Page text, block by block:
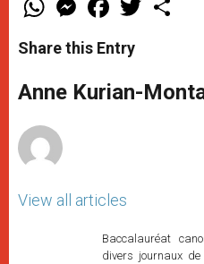
t
s
p
p
e
s
e
g
e
a
e
b
o
k
w
r
Share this Entry
Anne Kurian-
View all articles
Baccalauréat
divers journaux